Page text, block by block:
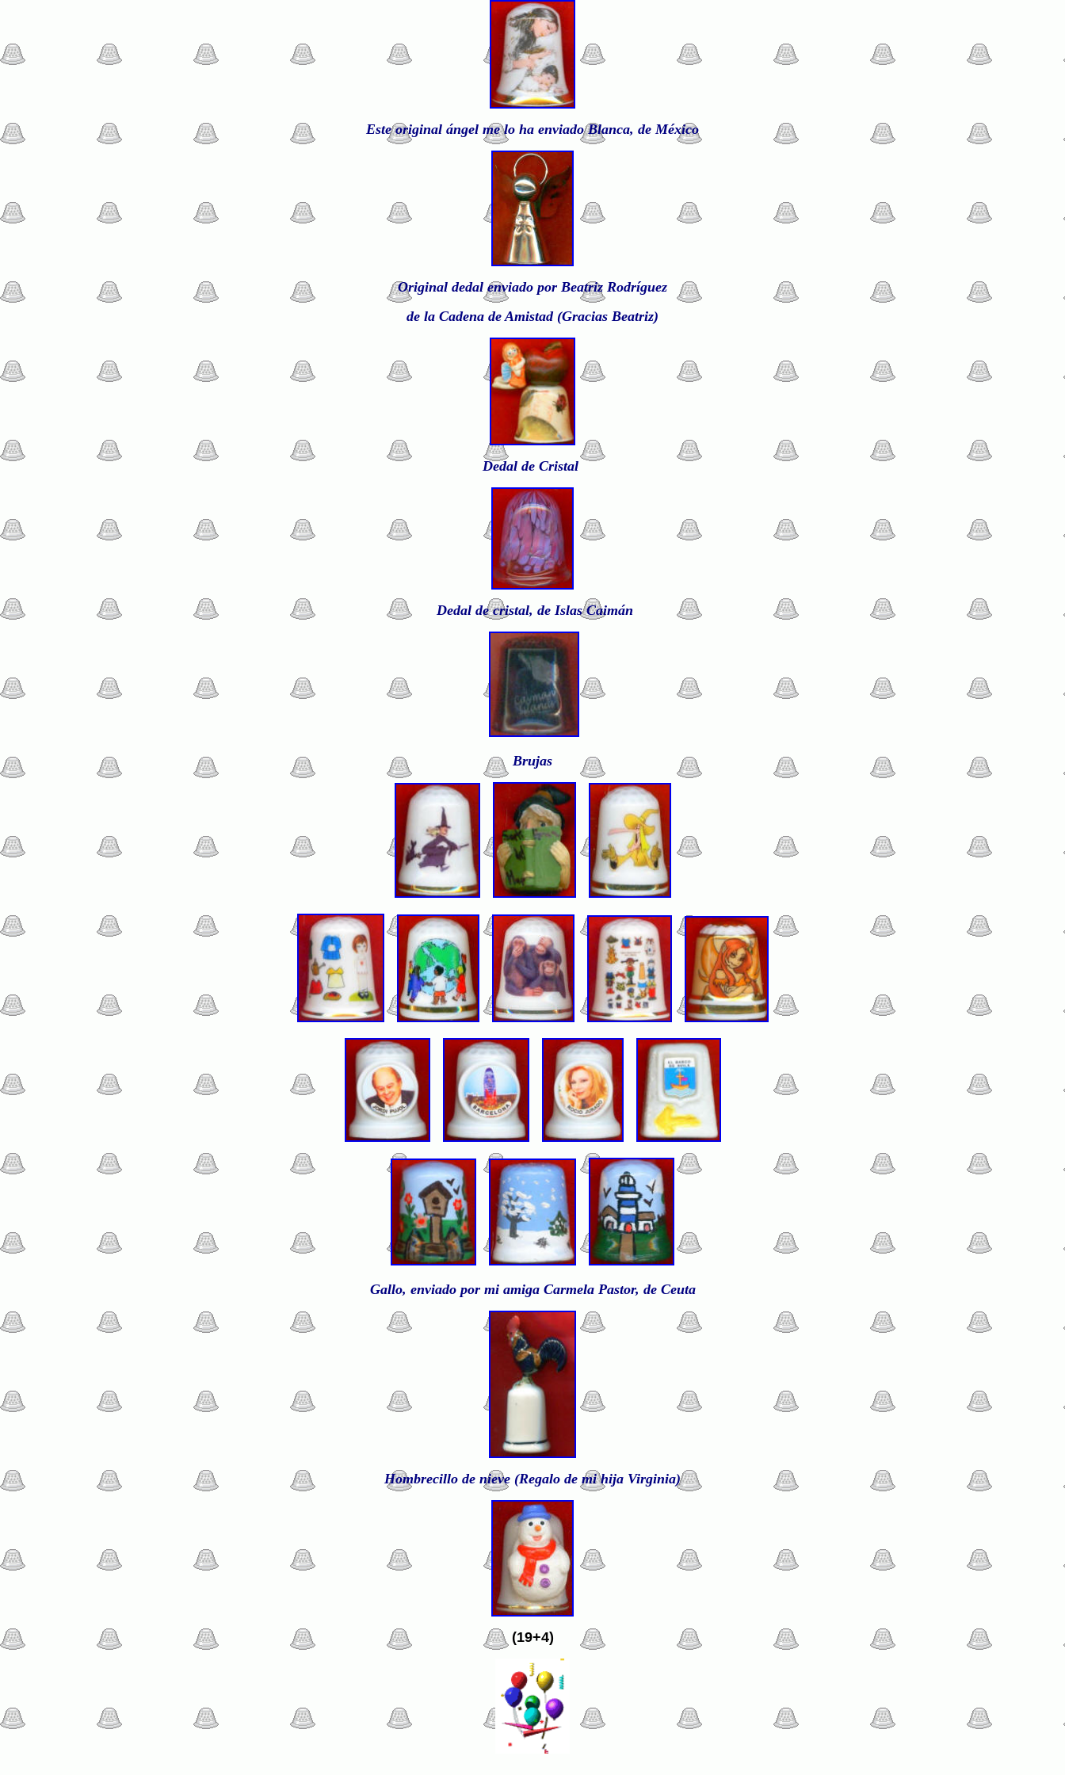
Este original ángel me lo ha enviado Blanca, de México
Original dedal enviado por Beatriz Rodríguez
de la Cadena de Amistad(Gracias Beatriz)
Dedal de Cristal
Dedal de cristal, de Islas Caimán
Brujas
Gallo, enviado por mi amiga Carmela Pastor, de Ceuta
Hombrecillo de nieve (Regalo de mi hija Virginia)
(19+4)